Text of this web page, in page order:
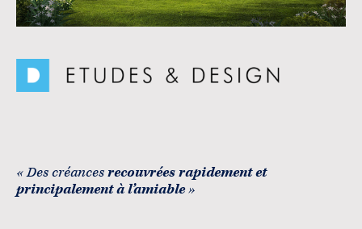
« Des créancesrecouvrées rapidement et
principalement à l’amiable»